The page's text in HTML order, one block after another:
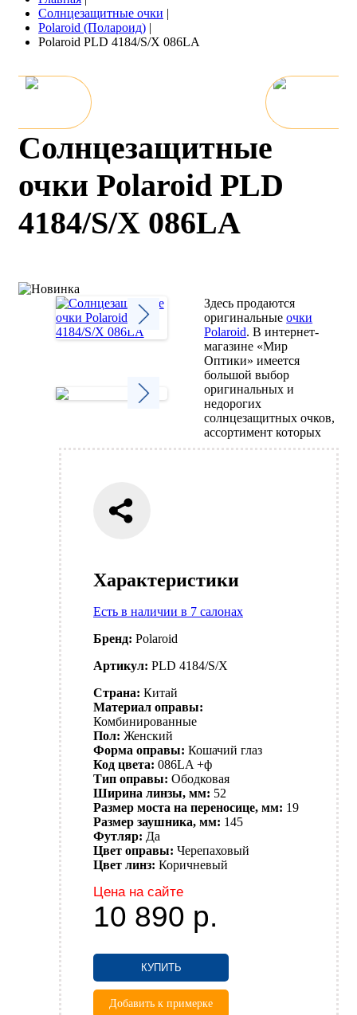
Солнцезащитные очки |
Polaroid (Полароид) |
Polaroid PLD 4184/S/X 086LA
Солнцезащитные
очки Polaroid PLD
4184/S/X 086LA
Характеристики
Есть в наличии в 7 салонах
Бренд: Polaroid
Артикул: PLD 4184/S/X
Страна: Китай
Материал оправы:
Комбинированные
Пол: Женский
Форма оправы: Кошачий глаз
Код цвета: 086LA +ф
Тип оправы: Ободковая
Ширина линзы, мм: 52
Размер моста на переносице, мм: 19
Размер заушника, мм: 145
Футляр: Да
Цвет оправы: Черепаховый
Цвет линз: Коричневый
Цена на сайте
10 890 р.
КУПИТЬ
Добавить к примерке
Здесь продаются
оригинальныеочки
Polaroid. В интернет-
магазине «Мир
Оптики» имеется
большой выбор
оригинальных и
недорогих
солнцезащитных очков,
ассортимент которых